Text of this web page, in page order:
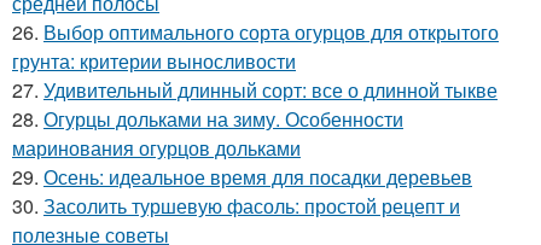
26. Выбор оптимального сорта огурцов для открытого
грунта: критерии выносливости
27. Удивительный длинный сорт: все о длинной тыкве
28. Огурцы дольками на зиму. Особенности
маринования огурцов дольками
29. Осень: идеальное время для посадки деревьев
30. Засолить туршевую фасоль: простой рецепт и
полезные советы